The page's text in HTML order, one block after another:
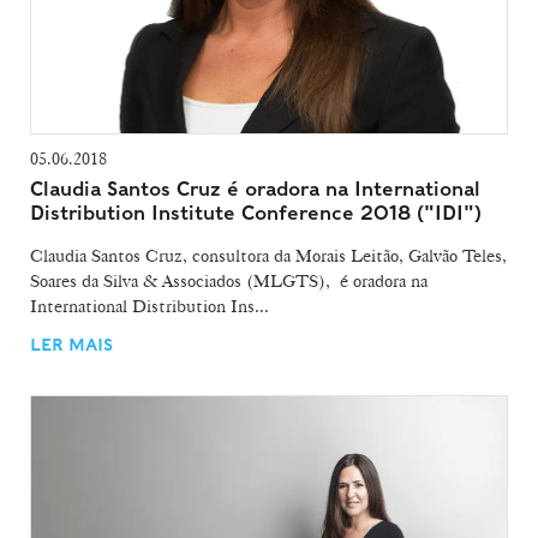
05.06.2018
Claudia Santos Cruz é oradora na International
Distribution Institute Conference 2018 ("IDI")
Claudia Santos Cruz, consultora da Morais Leitão, Galvão Teles,
Soares da Silva & Associados (MLGTS), é oradora na
International Distribution Ins...
LER MAIS